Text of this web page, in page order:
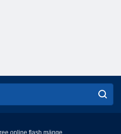
online flash mänge